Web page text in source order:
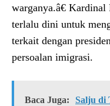
warganya.â€
terlalu dini untuk
terkait dengan
persoalan imigrasi.
Baca Juga:
Salju di